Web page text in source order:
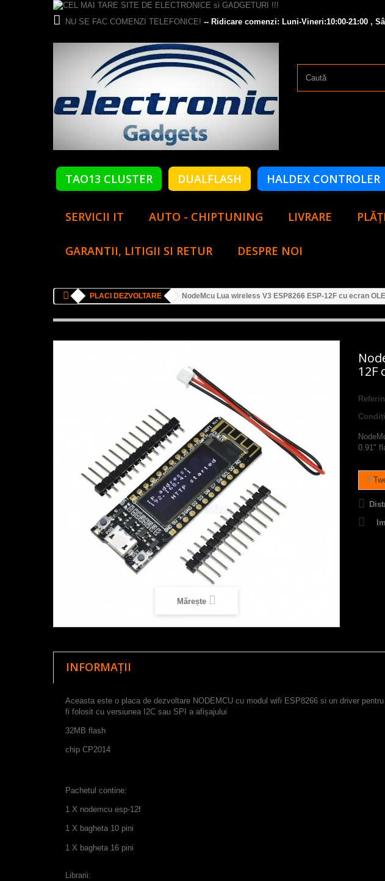
NU SE FAC COMENZI TELEFONICE! -- Ridicare comenzi: Luni-Vineri:10:00-21:00 ,
TAO13 CLUSTER DUALFLASH HALDEX CONTROLER
SERVICII IT AUTO - CHIPTUNING LIVRARE
GARANTII, LITIGII SI RETUR DESPRE NOI
PLACI DEZVOLTARE NodeMcu Lua wireless V3 ESP8266 ESP-12F cu ecran
Mărește
12F
0.91"
INFORMAȚII
Aceasta este o placa de dezvoltare NODEMCU cu modul wifi ESP8266 si un driver
fi folosit cu versiunea I2C sau SPI a afișajului
32MB flash
chip CP2014
Pachetul contine:
1 X nodemcu esp-12f
1 X bagheta 10 pini
1 X bagheta 16 pini
Librarii: